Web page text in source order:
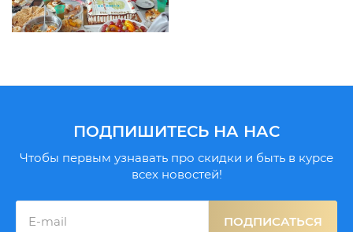
ПОДПИШИТЕСЬ НА НАС
Чтобы первым узнавать про скидки и быть в курсе
всех новостей!
ПОДПИСАТЬСЯ